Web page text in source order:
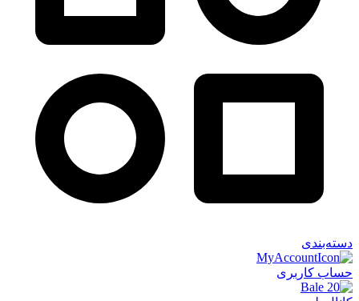
دسته‌بندی
حساب کاربری